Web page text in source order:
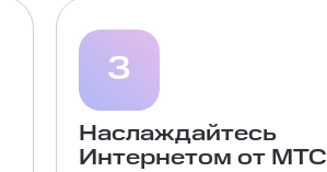
3
Наслаждайтесь
Интернетом от МТС